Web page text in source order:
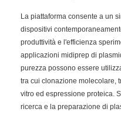
La piattaforma consente a un
dispositivi
produttività e l'efficienza
applicazioni midiprep di
purezza possono essere
tra cui clonazione molecolare,
vitro ed espressione proteica.
ricerca e la preparazione di